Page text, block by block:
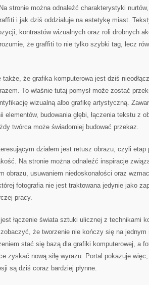
stronie można odnaleźć charakterystyki
i jak dziś oddziałuje na estetykę miast.
kontrastów wizualnych oraz roli drobnych
że graffiti to nie tylko szybki tag, lecz
także, że grafika komputerowa jest dziś
To właśnie tutaj pomysł może zostać
wizualną albo grafikę artystyczną.
elementów, budowania głębi, łączenia tekstu z
twórca może świadomiej budować przekaz.
działem jest retusz obrazu, czyli etap
Na stronie można odnaleźć inspiracje
obrazu, usuwaniem niedoskonałości oraz
fotografia nie jest traktowana jedynie jako
pracy.
łączenie świata sztuki ulicznej z technikami
że tworzenie nie kończy się na
stać się bazą dla grafiki komputerowej, a
zyskać nową siłę wyrazu. Portal pokazuje
są dziś coraz bardziej płynne.